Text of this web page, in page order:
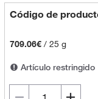
Código de
709.06€/ 25 g
Artículo restringido